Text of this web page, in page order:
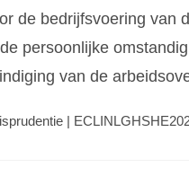
de bedrijfsvoering van
persoonlijke
van de
|